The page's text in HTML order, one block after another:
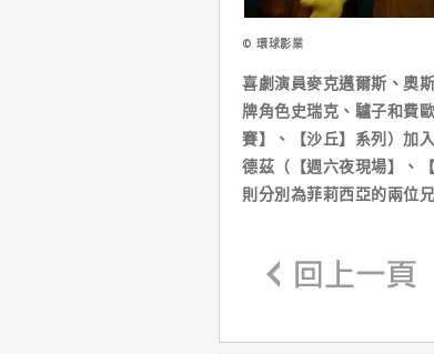
© 環球影業
喜劇演員麥克邁爾斯、奧
牌角色史瑞克、驢子和費
賽】、【沙丘】系列）加
德茲（【週六夜現場】、
則分別為菲莉西亞的兩位